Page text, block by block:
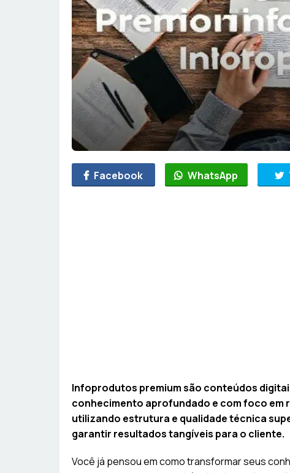
Facebook WhatsApp
Infoprodutos premium são conteúdos
conhecimento aprofundado e com foco em
utilizando estrutura e qualidade técnica
garantir resultados tangíveis para o cliente.
Você já pensou em como transformar seus